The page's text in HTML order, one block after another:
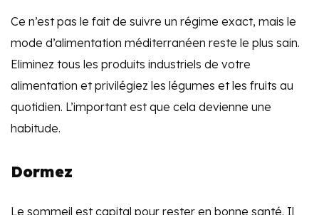
Ce n’est pas le fait de suivre un régime exact, mais le
mode d’alimentation méditerranéen reste le plus sain.
Eliminez tous les produits industriels de votre
alimentation et privilégiez les légumes et les fruits au
quotidien. L’important est que cela devienne une
habitude.
Dormez
Le sommeil est capital pour rester en bonne santé. Il